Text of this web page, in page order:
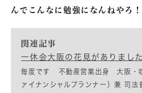
んでこんなに勉強になんねやろ！
関連記事
一休会大阪の花見がありました
毎度です 不動産営業出身 大阪・
ァイナンシャルプランナー）兼 司